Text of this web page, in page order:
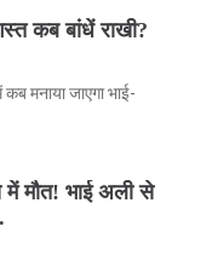
कब बांधें राखी?
मनाया जाएगा भाई-
मौत! भाई अली से